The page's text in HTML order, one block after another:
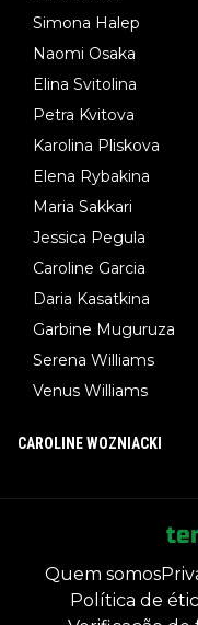
Simona Halep
Naomi Osaka
Elina Svitolina
Petra Kvitova
Karolina Pliskova
Elena Rybakina
Maria Sakkari
Jessica Pegula
Caroline Garcia
Daria Kasatkina
Garbine Muguruza
Serena Williams
Venus Williams
CAROLINE WOZNIACKI
Quem somos
Política de